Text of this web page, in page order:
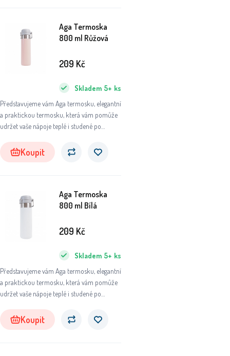
Aga Termoska
800 ml Růžová
Představujeme vám Aga termosku, elegantní
a praktickou termosku, která vám pomůže
udržet vaše nápoje teplé i studené po
Skladem 5+ ks
209 Kč
Koupit
Aga Termoska
800 ml Bílá
Představujeme vám Aga termosku, elegantní
a praktickou termosku, která vám pomůže
udržet vaše nápoje teplé i studené po
Skladem 5+ ks
209 Kč
Koupit